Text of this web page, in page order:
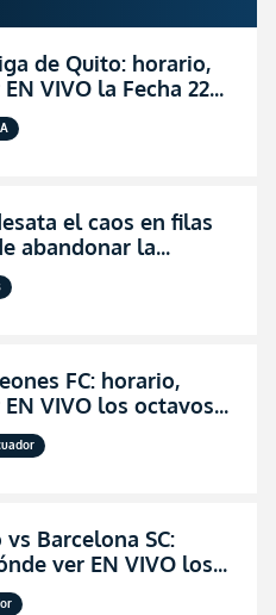
de Quito: horario,
VIVO la Fecha 22
el caos en filas
abandonar la
Aucas
FC: horario,
VIVO los octavos
2026
Barcelona SC:
ver EN VIVO los
la Copa Ecuador 2026